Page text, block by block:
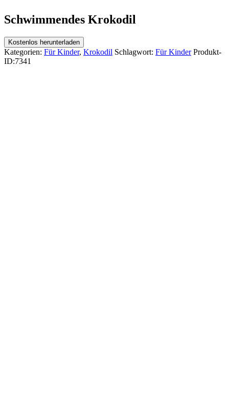
Schwimmendes Krokodil
Kostenlos herunterladen
Kategorien: Für Kinder, Krokodil Schlagwort: Für Kinder Produkt-
ID:7341